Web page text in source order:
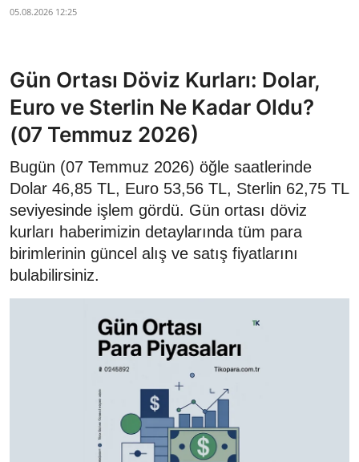
05.08.2026 12:25
Gün Ortası Döviz Kurları: Dolar,
Euro ve Sterlin Ne Kadar Oldu?
(07 Temmuz 2026)
Bugün (07 Temmuz 2026) öğle saatlerinde
Dolar 46,85 TL, Euro 53,56 TL, Sterlin 62,75 TL
seviyesinde işlem gördü. Gün ortası döviz
kurları haberimizin detaylarında tüm para
birimlerinin güncel alış ve satış fiyatlarını
bulabilirsiniz.